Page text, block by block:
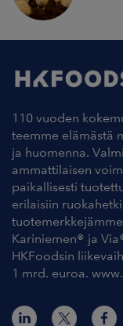
110 vuoden
teemme elämästä
ja huomenna.
ammattilaisen
paikallisesti
erilaisiin
Kariniemen® ja
HKFoodsin
1 mrd. euroa.